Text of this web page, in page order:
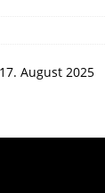
August 2025